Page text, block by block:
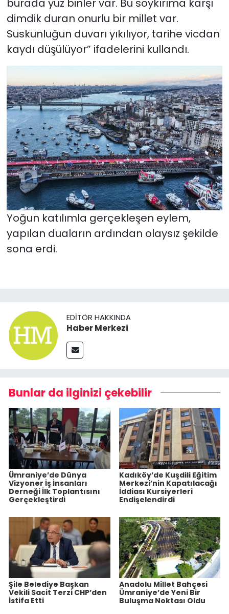
burada yüz binler var. Bu soykırıma karşı
dimdik duran onurlu bir millet var.
Suskunluğun duvarı yıkılıyor, tarihe vicdan
kaydı düşülüyor” ifadelerini kullandı.
Yoğun katılımla gerçekleşen eylem,
yapılan duaların ardından olaysız şekilde
sona erdi.
EDITÖR HAKKINDA
Haber Merkezi
Bunlar da ilginizi çekebilir
Ümraniye’de Dünya
Vizyoner İş İnsanları
Derneği İlk Toplantısını
Gerçekleştirdi
Kadıköy’de Kuşdili Eğitim
Merkezi’nin Kapatılacağı
İddiası Kursiyerleri
Endişelendirdi
Şile Belediye Başkan
Vekili Sacit Terzi CHP’den
İstifa Etti
Anadolu Millet Bahçesi
Ümraniye’de Yeni Bir
Buluşma Noktası Oldu